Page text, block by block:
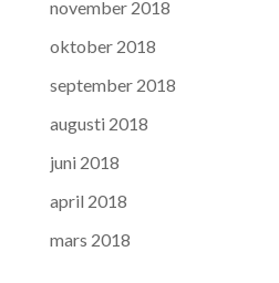
november 2018
oktober 2018
september 2018
augusti 2018
juni 2018
april 2018
mars 2018